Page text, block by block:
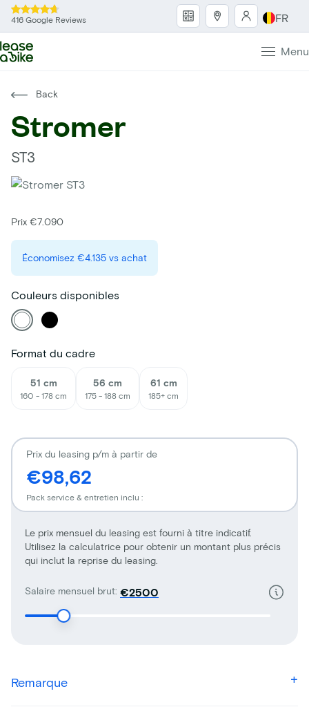
416 Google Reviews FR
Menu
Back
Stromer
ST3
Prix €7.090
Économisez €4.135 vs achat
Couleurs disponibles
Format du cadre
51 cm
160 - 178 cm
56 cm
175 - 188 cm
61 cm
185+ cm
Salaire mensuel brut: €
Le prix mensuel du leasing est fourni à titre indicatif.
Utilisez la calculatrice pour obtenir un montant plus précis
qui inclut la reprise du leasing.
Prix du leasing p/m à partir de
€98,62
Pack service & entretien inclu :
Remarque